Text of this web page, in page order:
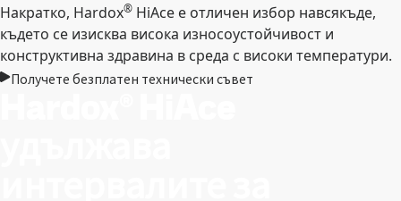
Накратко, Hardox® HiAce е отличен избор навсякъде,
където се изисква висока износоустойчивост и
конструктивна здравина в среда с високи температури.
Получете безплатен технически съвет